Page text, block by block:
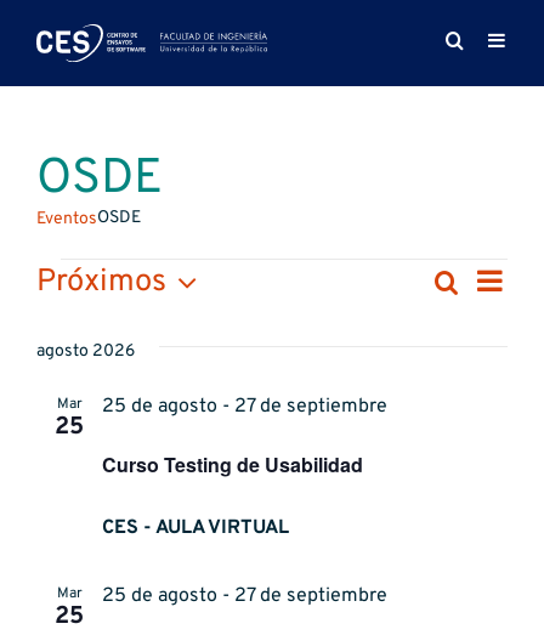
OSDE
EventosOSDE
Eventos Buscar
Lista
Próximos
la
agosto 2026
Mar
25
Curso Testing de Usabilidad
25 de agosto - 27 de septiembre
CES - AULA VIRTUAL
Mar
25
25 de agosto - 27 de septiembre